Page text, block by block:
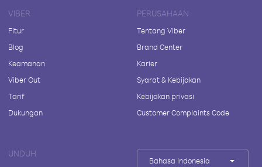
VIBER
Fitur
Blog
Keamanan
Viber Out
Tarif
Dukungan
PERUSAHAAN
Tentang Viber
Brand Center
Karier
Syarat & Kebijakan
Kebijakan privasi
Customer Complaints Code
UNDUH
Bahasa Indonesia